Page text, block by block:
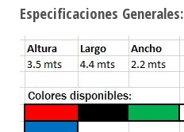
Especificaciones Generales: